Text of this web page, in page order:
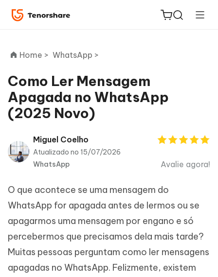
ReiBoot
for iOS
PDNob
PDF
Editor
Novo
iAnyGo
Home > WhatsApp >
Como Ler Mensagem
Apagada no WhatsApp
(2025 Novo)
Miguel Coelho
Atualizado no 15/07/2026
WhatsApp
Avalie agora!
O que acontece se uma mensagem do
WhatsApp for apagada antes de lermos ou se
apagarmos uma mensagem por engano e só
percebermos que precisamos dela mais tarde?
Muitas pessoas perguntam como ler mensagens
apagadas no WhatsApp. Felizmente, existem